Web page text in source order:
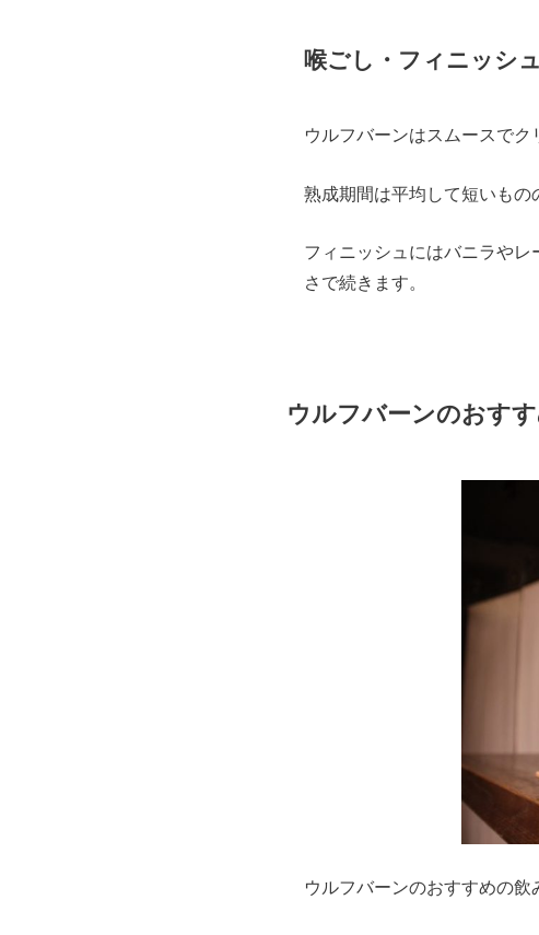
喉ごし・フィニッシ
ウルフバーンはスムースでク
熟成期間は平均して短いもの
フィニッシュにはバニラや
さで続きます。
ウルフバーンのおす
ウルフバーンのおすすめの飲